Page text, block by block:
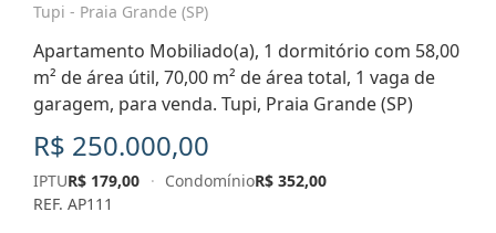
Tupi - Praia Grande (SP)
Apartamento Mobiliado(a), 1 dormitório com 58,00
m² de área útil, 70,00 m² de área total, 1 vaga de
garagem, para venda. Tupi, Praia Grande (SP)
R$ 250.000,00
IPTUR$ 179,00 · CondomínioR$ 352,00
REF. AP111